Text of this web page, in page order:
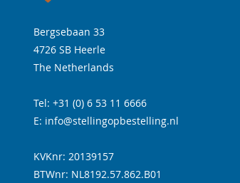
Bergsebaan 33
4726 SB Heerle
The Netherlands
Tel: +31 (0) 6 53 11 6666
E: info@stellingopbestelling.nl
KVKnr: 20139157
BTWnr: NL8192.57.862.B01